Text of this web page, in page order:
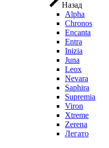
Назад
Alpha
Chronos
Encanta
Entra
Inizia
Juna
Leox
Nevara
Saphira
Supremia
Viron
Xtreme
Zerena
Легато